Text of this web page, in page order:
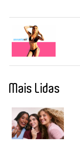
Mais Lidas